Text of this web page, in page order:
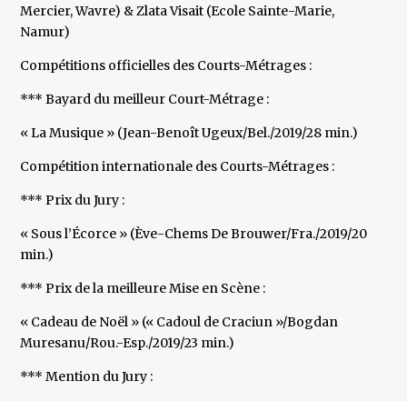
Mercier, Wavre) & Zlata Visait (Ecole Sainte-Marie,
Namur)
Compétitions officielles des Courts-Métrages :
*** Bayard du meilleur Court-Métrage :
« La Musique » (Jean-Benoît Ugeux/Bel./2019/28 min.)
Compétition internationale des Courts-Métrages :
*** Prix du Jury :
« Sous l’Écorce » (Ève-Chems De Brouwer/Fra./2019/20
min.)
*** Prix de la meilleure Mise en Scène :
« Cadeau de Noël » (« Cadoul de Craciun »/Bogdan
Muresanu/Rou.-Esp./2019/23 min.)
*** Mention du Jury :